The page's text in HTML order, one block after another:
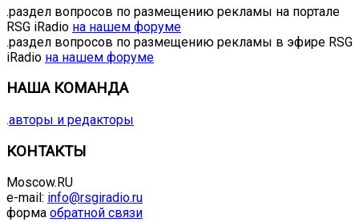
.раздел вопросов по размещению рекламы на портале
RSG iRadio на нашем форуме
.раздел вопросов по размещению рекламы в эфире RSG
iRadio на нашем форуме
НАША КОМАНДА
.авторы и редакторы
КОНТАКТЫ
Moscow.RU
e-mail: info@rsgiradio.ru
форма обратной связи